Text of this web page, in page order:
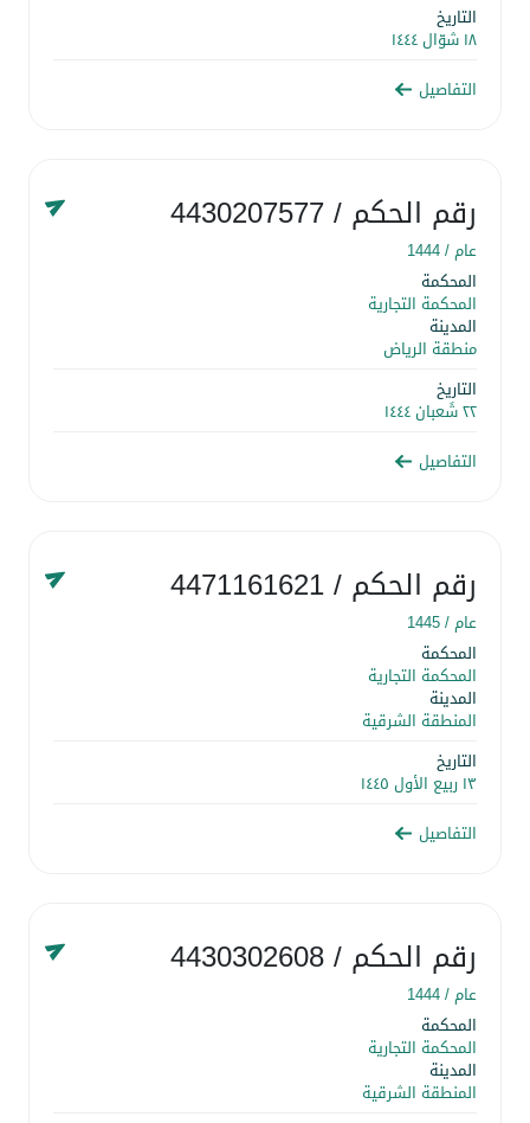
التاريخ
١٨ شوّال ١٤٤٤
التفاصيل
رقم الحكم/ 4430207577
عام /1444
المحكمة
المحكمة التجارية
المدينة
منطقة الرياض
التاريخ
٢٢ شَعبان ١٤٤٤
التفاصيل
رقم الحكم/ 4471161621
عام /1445
المحكمة
المحكمة التجارية
المدينة
المنطقة الشرقية
التاريخ
١٣ ربيع الأول ١٤٤٥
التفاصيل
رقم الحكم/ 4430302608
عام /1444
المحكمة
المحكمة التجارية
المدينة
المنطقة الشرقية